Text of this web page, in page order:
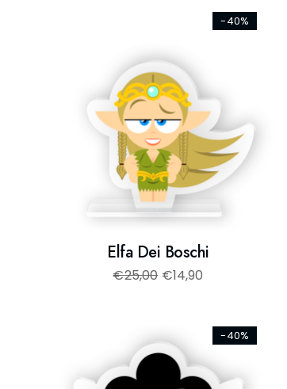
-40%
Elfa Dei Boschi
€25,00 €14,90
-40%